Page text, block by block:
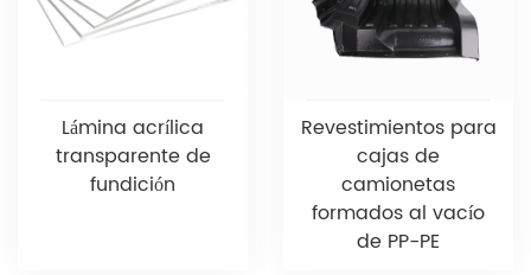
Lámina acrílica
transparente de
fundición
Revestimientos para
cajas de
camionetas
formados al vacío
de PP-PE